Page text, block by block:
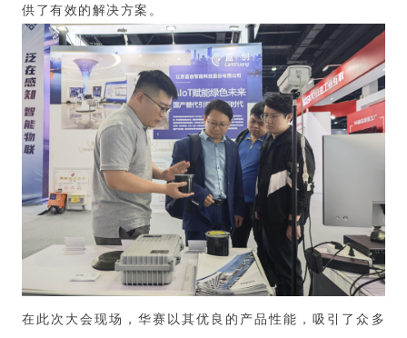
供了有效的解决方案。
在此次大会现场，华赛以其优良的产品性能，吸引了众多